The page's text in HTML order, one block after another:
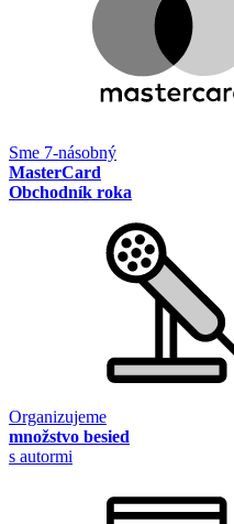
Sme 7-násobný
MasterCard
Obchodník roka
Organizujeme
množstvo besied
s autormi